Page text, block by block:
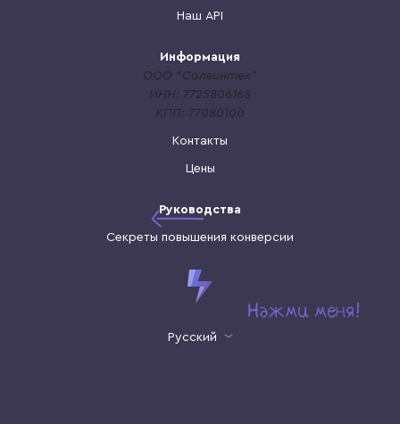
Русский
Наш API
Информация
ООО "Солвинтек"
ИНН: 7725806168
КПП: 77080100
Контакты
Цены
Руководства
Секреты повышения конверсии